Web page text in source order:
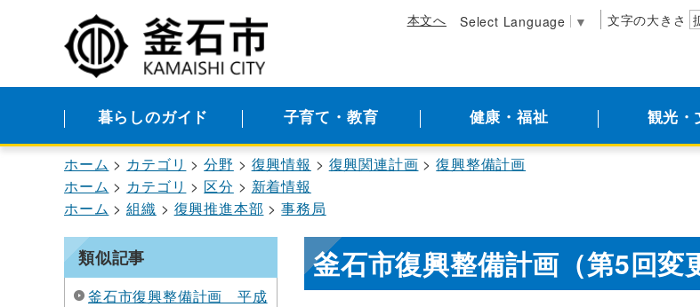
本文へ Select Language ▼ 文字の大きさ
暮らしのガイド 子育て・教育 健康・福祉 観光・
ホーム カテゴリ 分野 復興情報 復興関連計画
復興整備計画
ホーム
カテゴリ 区分
新着情報
ホーム
組織 復興推進本部 事務局
類似記事
釜石市復興整備計画 平成
釜石市復興整備計画（第5回